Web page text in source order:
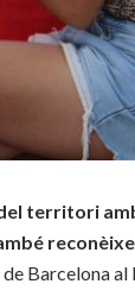
territori
Barcelona al